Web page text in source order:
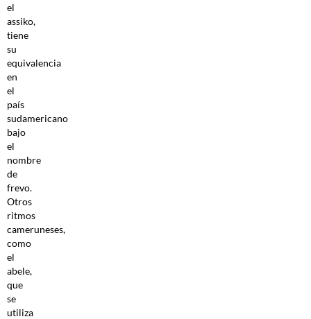
el
assiko,
tiene
su
equivalencia
en
el
país
sudamericano
bajo
el
nombre
de
frevo.
Otros
ritmos
cameruneses,
como
el
abele,
que
se
utiliza